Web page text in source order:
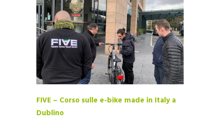
FIVE – Corso sulle e-bike made in Italy a
Dublino